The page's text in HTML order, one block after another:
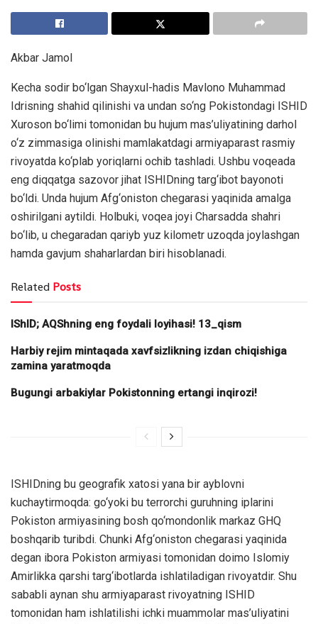
Akbar Jamol
Kecha sodir bo‘lgan Shayxul-hadis Mavlono Muhammad
Idrisning shahid qilinishi va undan so‘ng Pokistondagi ISHID
Xuroson bo‘limi tomonidan bu hujum mas’uliyatining darhol
o‘z zimmasiga olinishi mamlakatdagi armiyaparast rasmiy
rivoyatda ko‘plab yoriqlarni ochib tashladi. Ushbu voqeada
eng diqqatga sazovor jihat ISHIDning targ‘ibot bayonoti
bo‘ldi. Unda hujum Afg‘oniston chegarasi yaqinida amalga
oshirilgani aytildi. Holbuki, voqea joyi Charsadda shahri
bo‘lib, u chegaradan qariyb yuz kilometr uzoqda joylashgan
hamda gavjum shaharlardan biri hisoblanadi.
Related Posts
IShID; AQShning eng foydali loyihasi! 13_qism
Harbiy rejim mintaqada xavfsizlikning izdan chiqishiga
zamina yaratmoqda
Bugungi arbakiylar Pokistonning ertangi inqirozi!
ISHIDning bu geografik xatosi yana bir ayblovni
kuchaytirmoqda: go‘yoki bu terrorchi guruhning iplarini
Pokiston armiyasining bosh qo‘mondonlik markaz GHQ
boshqarib turibdi. Chunki Afg‘oniston chegarasi yaqinida
degan ibora Pokiston armiyasi tomonidan doimo Islomiy
Amirlikka qarshi targ‘ibotlarda ishlatiladigan rivoyatdir. Shu
sababli aynan shu armiyaparast rivoyatning ISHID
tomonidan ham ishlatilishi ichki muammolar mas’uliyatini